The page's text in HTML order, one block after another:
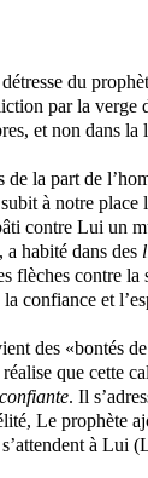
du
par la verge
et non dans
de la part de
à notre place
contre Lui un
habité dans des
flèches contre
confiance et
des «bontés
que cette
. Il
Le prophète
à Lui